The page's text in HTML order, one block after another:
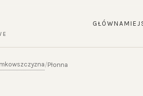
GŁÓWNA
/Płonna